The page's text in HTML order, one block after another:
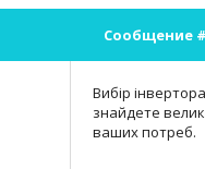
Сообщение #
Вибір
знайдете
ваших потреб.